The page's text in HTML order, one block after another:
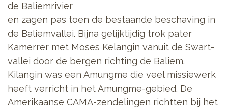
de Baliemrivier
en zagen pas toen de bestaande beschaving in
de Baliemvallei. Bijna gelijktijdig trok pater
Kamerrer met Moses Kelangin vanuit de Swart-
vallei door de bergen richting de Baliem.
Kilangin was een Amungme die veel missiewerk
heeft verricht in het Amungme-gebied. De
Amerikaanse CAMA-zendelingen richtten bij het